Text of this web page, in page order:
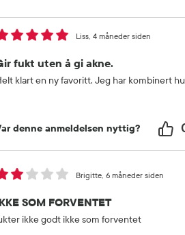
fukt uten å gi akne.
4 måneder siden
Liss
klart en ny favoritt. Jeg har kombinert
denne anmeldelsen nyttig?
SOM FORVENTET
6 måneder siden
Brigitte
ikke godt ikke som forventet